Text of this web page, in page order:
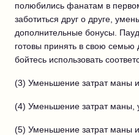
полюбились фанатам в
заботиться друг о друге,
дополнительные бонусы.
готовы принять в свою семью
бойтесь использовать
(3) Уменьшение затрат маны
(4) Уменьшение затрат маны,
(5) Уменьшение затрат маны